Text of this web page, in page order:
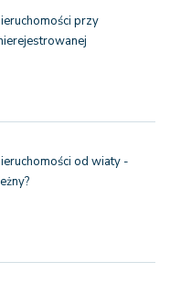
przy
od wiaty -